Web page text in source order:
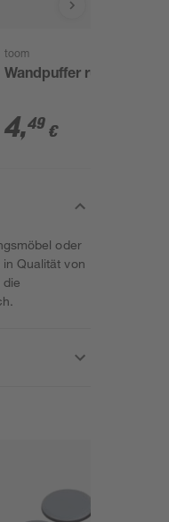
toom
Wandpuffer rund weiß
4,49 €
oder
Qualität von